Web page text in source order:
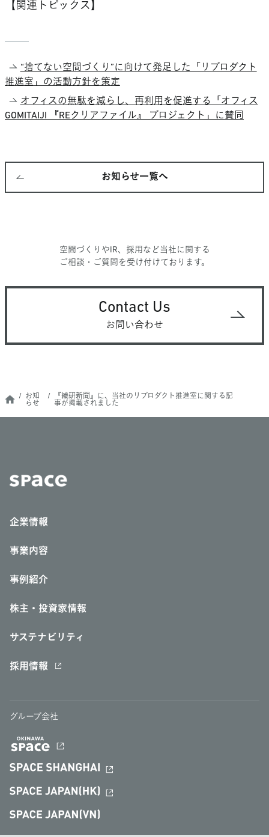
【関連トピックス】
“捨てない空間づくり”に向けて発足した「リプロダクト
推進室」の活動方針を策定
オフィスの無駄を減らし、再利用を促進する「オフィス
GOMITAIJI 『REクリアファイル』 プロジェクト」に賛同
お知らせ一覧へ
空間づくりやIR、採用など当社に関する
ご相談・ご質問を受け付けております。
Contact Us
お問い合わせ
お知
らせ
『繊研新聞』に、当社のリプロダクト推進室に関する記
事が掲載されました
企業情報
事業内容
事例紹介
株主・投資家情報
サステナビリティ
採用情報
グループ会社